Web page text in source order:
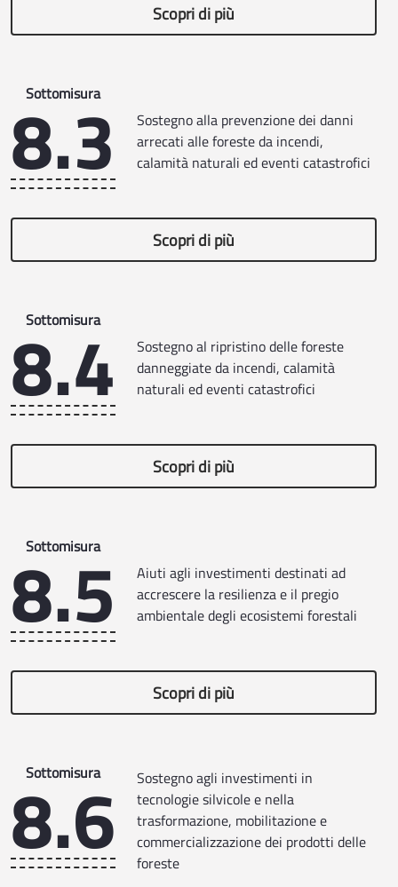
Scopri di più
Sottomisura
8.3
Sostegno alla prevenzione dei danni
arrecati alle foreste da incendi,
calamità naturali ed eventi catastrofici
Scopri di più
Sottomisura
8.4
Sostegno al ripristino delle foreste
danneggiate da incendi, calamità
naturali ed eventi catastrofici
Scopri di più
Sottomisura
8.5
Aiuti agli investimenti destinati ad
accrescere la resilienza e il pregio
ambientale degli ecosistemi forestali
Scopri di più
Sottomisura
8.6
Sostegno agli investimenti in
tecnologie silvicole e nella
trasformazione, mobilitazione e
commercializzazione dei prodotti delle
foreste